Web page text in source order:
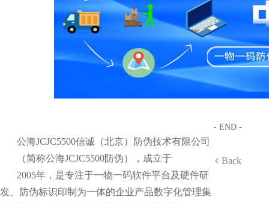
公海JCJC5500信诚（北京）防伪技术有限公司
（简称公海JCJC5500防伪），成立于
2005年，是专注于一物一码软件平台及硬件研
发、防伪标识印制为一体的企业产品数字化管理集
Back
- END -